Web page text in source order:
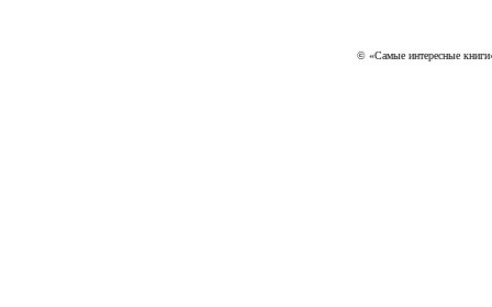
© «Самые интересные